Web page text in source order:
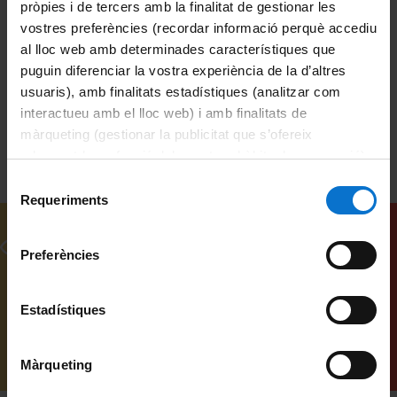
pròpies i de tercers amb la finalitat de gestionar les
vostres preferències (recordar informació perquè accediu
al lloc web amb determinades característiques que
puguin diferenciar la vostra experiència de la d’altres
usuaris), amb finalitats estadístiques (analitzar com
interactueu amb el lloc web) i amb finalitats de
màrqueting (gestionar la publicitat que s’ofereix
adequant-la en funció dels vostres hàbits de navegació).
consultar laPolítica de galetes del lloc web de la
de Requeriments
Preferències
Estadístiques
Màrqueting
Universitat de Barcelona
programari lliure
Melor, Stuard
Related videos